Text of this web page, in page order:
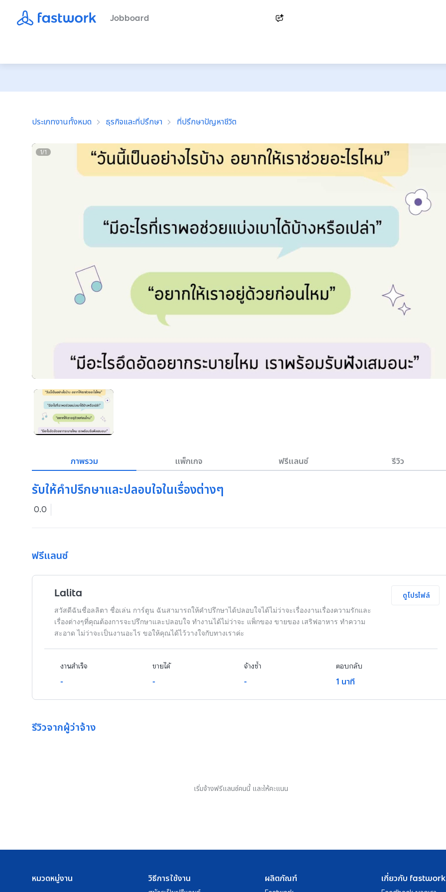
Jobboard
ประเภทงานทั้งหมด ธุรกิจและที่ปรึกษา ที่ปรึกษาปัญหาชีวิต
1/1
ภาพรวม แพ็กเกจ ฟรีแลนซ์ รีวิว
รับให้คำปรึกษาและปลอบใจในเรื่องต่างๆ
0.0
ฟรีแลนซ์
Lalita
สวัสดีฉันชื่อลลิตา ชื่อเล่น การ์ตูน ฉันสามารถให้คำปรึกษาได้ปลอบใจได้ไม่ว่าจะเรื่องงานเรื่องความรักและ
เรื่องต่างๆที่คุณต้องการจะปรึกษาและปลอบใจ ทำงานได้ไม่ว่าจะ แพ็กของ ขายของ เสริฟอาหาร ทำความ
สะอาด ไม่ว่าจะเป็นงานอะไร ขอให้คุณได้ไว้วางใจกับทางเราค่ะ
ดูโปรไฟล์
งานสำเร็จ
-
ขายได้
-
จ้างซ้ำ
-
ตอบกลับ
1 นาที
รีวิวจากผู้ว่าจ้าง
เริ่มจ้างฟรีแลนซ์คนนี้ และให้คะแนน
หมวดหมู่งาน วิธีการใช้งาน ผลิตภัณฑ์ เกี่ยวกับ fastwork